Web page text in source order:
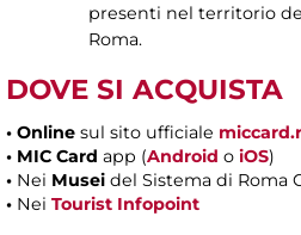
presenti nel territorio
Roma.
DOVE SI ACQUISTA
• Online sul sito ufficiale
• MIC Card app (Android o iOS)
• Nei Musei del Sistema di Roma
• Nei Tourist Infopoint